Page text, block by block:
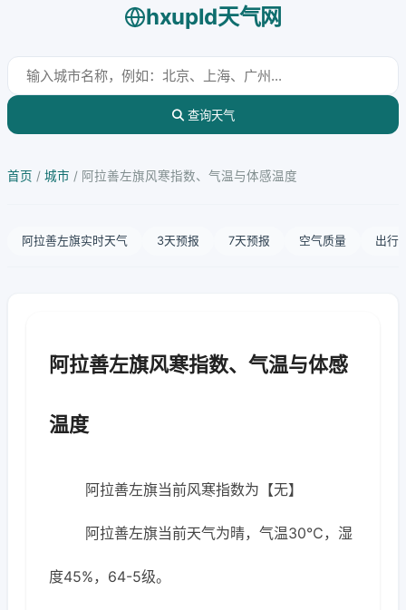
hxupld天气网
查询天气
首页 / 城市 / 阿拉善左旗风寒指数、气温与体感温度
阿拉善左旗实时天气 3天预报 7天预报 空气质量 出行
阿拉善左旗风寒指数、气温与体感
温度
阿拉善左旗当前风寒指数为【无】
阿拉善左旗当前天气为晴，气温30℃，湿
度45%，64-5级。